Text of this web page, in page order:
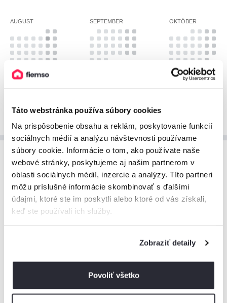
Táto webstránka používa súbory cookies
Na prispôsobenie obsahu a reklám, poskytovanie funkcií
sociálnych médií a analýzu návštevnosti používame
súbory cookie. Informácie o tom, ako používate naše
webové stránky, poskytujeme aj našim partnerom v
oblasti sociálnych médií, inzercie a analýzy. Títo partneri
môžu príslušné informácie skombinovať s ďalšími
údajmi, ktoré ste im poskytli alebo ktoré od vás získali,
keď ste používali ich služby.
Zobraziť detaily
Povoliť všetko
AUGUST SEPTEMBER OKTÓBER
Cenník ubytovania
Prehľad cien za ubytovanie, ktorý vám pomôže pri
plánovaní vášho pobytu.
60€
150€